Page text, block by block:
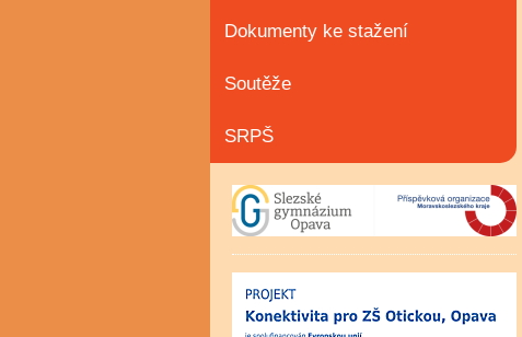
Dokumenty ke stažení
Soutěže
SRPŠ